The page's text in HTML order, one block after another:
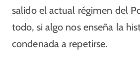
salido el actual régimen del
todo, si algo nos enseña la
condenada a repetirse.